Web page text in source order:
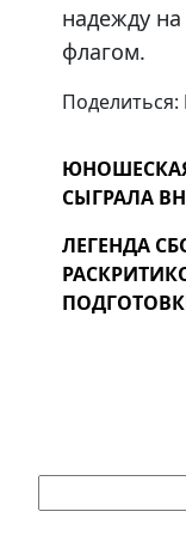
надежду
флагом.
Поделиться:
СЫГРАЛА
ЛЕГЕНДА